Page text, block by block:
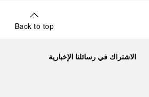
Back to top
الاشتراك في رسائلنا الإخبارية